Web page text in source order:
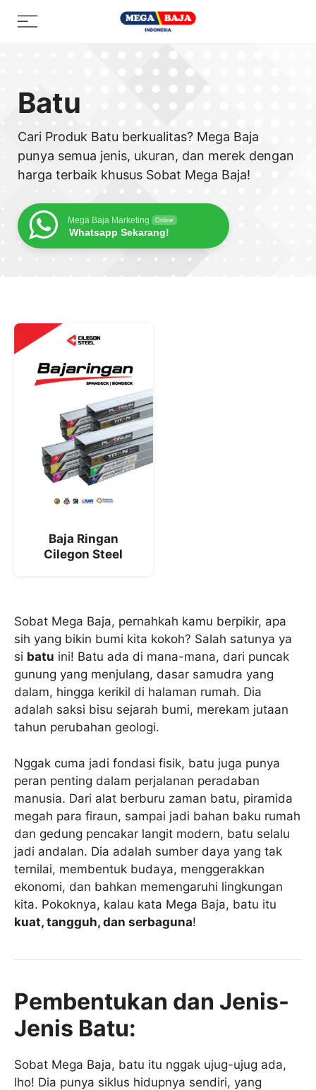
Menu
Batu
Cari Produk Batu berkualitas? Mega Baja
punya semua jenis, ukuran, dan merek dengan
harga terbaik khusus Sobat Mega Baja!
Mega Baja Marketing Online
Whatsapp Sekarang!
Baja Ringan
Cilegon Steel
Sobat Mega Baja, pernahkah kamu berpikir, apa
sih yang bikin bumi kita kokoh? Salah satunya ya
si batu ini! Batu ada di mana-mana, dari puncak
gunung yang menjulang, dasar samudra yang
dalam, hingga kerikil di halaman rumah. Dia
adalah saksi bisu sejarah bumi, merekam jutaan
tahun perubahan geologi.
Nggak cuma jadi fondasi fisik, batu juga punya
peran penting dalam perjalanan peradaban
manusia. Dari alat berburu zaman batu, piramida
megah para firaun, sampai jadi bahan baku rumah
dan gedung pencakar langit modern, batu selalu
jadi andalan. Dia adalah sumber daya yang tak
ternilai, membentuk budaya, menggerakkan
ekonomi, dan bahkan memengaruhi lingkungan
kita. Pokoknya, kalau kata Mega Baja, batu itu
kuat, tangguh, dan serbaguna!
Pembentukan dan Jenis-
Jenis Batu:
Sobat Mega Baja, batu itu nggak ujug-ujug ada,
lho! Dia punya siklus hidupnya sendiri, yang